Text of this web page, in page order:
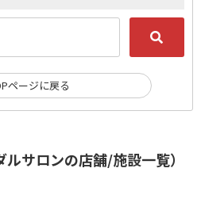
サロンの店舗/施設一覧）
ページに戻る